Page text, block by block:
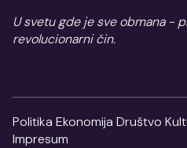
U svetu gde je sve obmana -
revolucionarni čin.
Politika Ekonomija Društvo
Impresum